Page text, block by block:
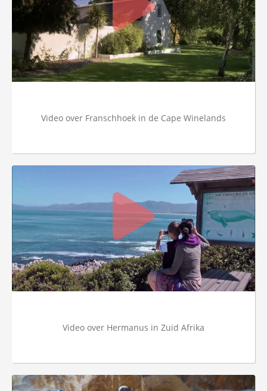
Video over Franschhoek in de Cape Winelands
Video over Hermanus in Zuid Afrika